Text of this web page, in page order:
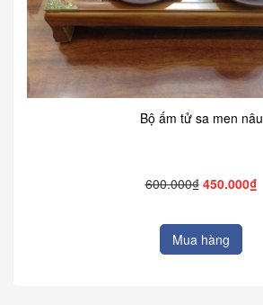
Bộ ấm tử sa men nâu
600.000₫ 450.000₫
Mua hàng